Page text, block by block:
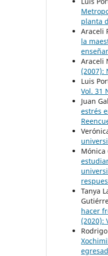
planta
Araceli
la
Araceli
(2007):
Luis
Vol. 31
Juan
estrés
Mónica
Tanya
hacer
(2020):